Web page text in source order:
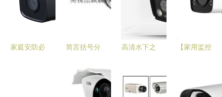
家庭安防必
简言括号分
勒出场前核
心强链接＋
高清水下之
解析户外防
水索尼
【家用监控
机批发价格